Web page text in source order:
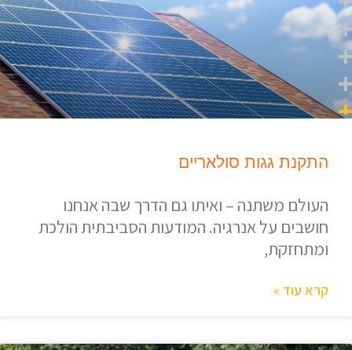
התקנת גגות סולאריים
העולם משתנה – ואיתו גם הדרך שבה אנחנו
חושבים על אנרגיה. המודעות הסביבתית הולכת
ומתחזקת,
קרא עוד »